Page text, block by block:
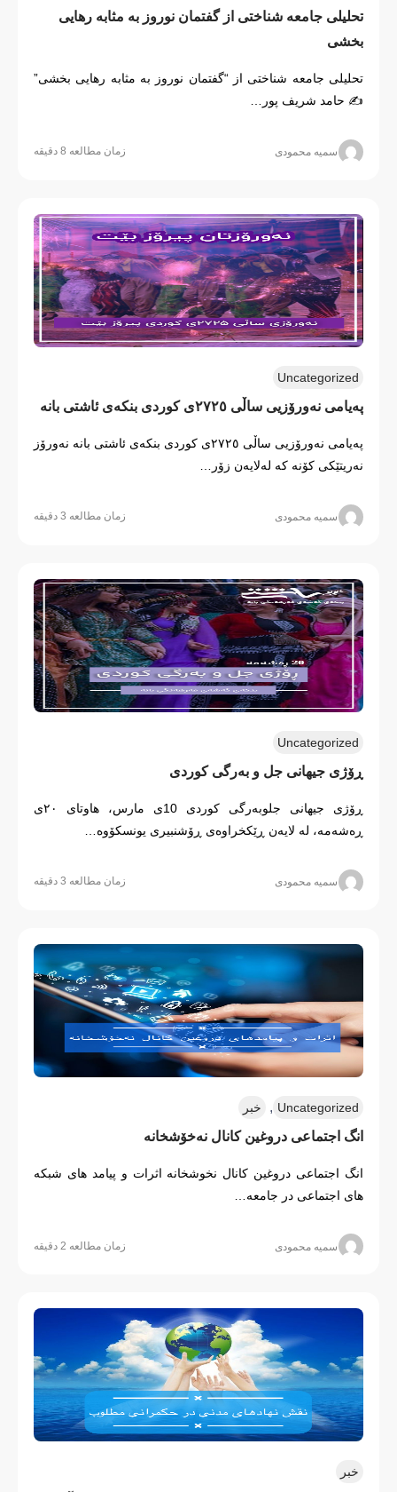
تحلیلی جامعه شناختی از گفتمان نوروز به مثابه رهایی
بخشی
تحلیلی جامعه شناختی از “گفتمان نوروز به مثابه رهایی بخشی”
✍️ حامد شریف پور…
سمیه محمودی زمان مطالعه 8 دقیقه
Uncategorized
پەیامی نەورۆزیی ساڵی ۲۷۲٥ی کوردی بنکەی ئاشتی بانە
پەیامی نەورۆزیی ساڵی ۲۷۲٥ی کوردی بنکەی ئاشتی بانە نەورۆز
نەریتێکی کۆنە کە لەلایەن زۆر…
سمیه محمودی زمان مطالعه 3 دقیقه
Uncategorized
ڕۆژی جیهانی جل و بەرگی کوردی
ڕۆژی جیهانی جلوبەرگی کوردی 10ی مارس، هاوتای ٢٠ی
ڕەشەمە، لە لایەن ڕێکخراوەی ڕۆشنبیری یونسکۆوە…
سمیه محمودی زمان مطالعه 3 دقیقه
Uncategorized
, خبر
انگ اجتماعی دروغین کانال نەخۆشخانه
انگ اجتماعی دروغین کانال نخوشخانه اثرات و پیامد های شبکه
های اجتماعی در جامعه…
سمیه محمودی زمان مطالعه 2 دقیقه
خبر